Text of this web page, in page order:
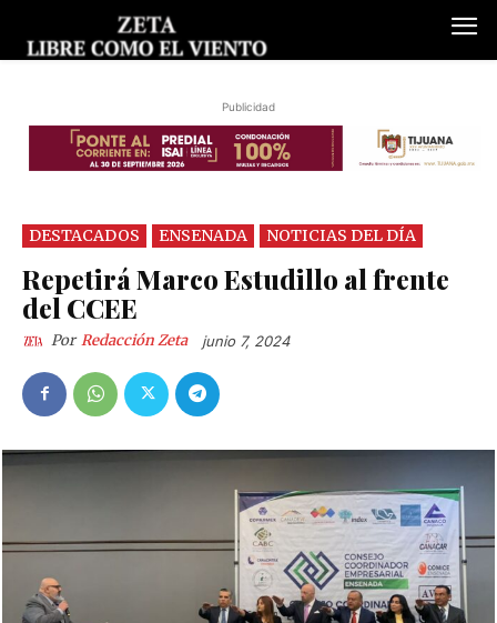
Publicidad
DESTACADOS ENSENADA NOTICIAS DEL DÍA
Repetirá Marco Estudillo al frente
del CCEE
Por Redacción Zeta junio 7, 2024